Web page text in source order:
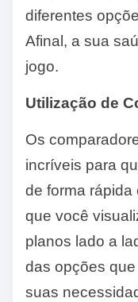
diferentes
Afinal, a sua
jogo.
Utilização de
Os
incríveis para
de forma rápida
que você
planos lado a
das opções
suas